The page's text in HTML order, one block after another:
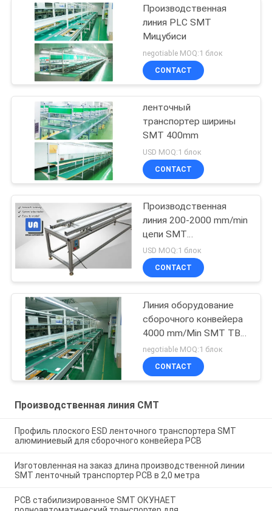
Производственная
линия PLC SMT
Мицубиси
negotiable MOQ:1 блок
CONTACT
ленточный
транспортер ширины
SMT 400mm
USD MOQ:1 блок
CONTACT
Производственная
линия 200-2000 mm/min
цепи SMT
нержавеющей стали
60KG
USD MOQ:1 блок
CONTACT
Линия оборудование
сборочного конвейера
4000 mm/Min SMT ТВ
SMT LCD SKD
negotiable MOQ:1 блок
CONTACT
Производственная линия СМТ
Профиль плоского ESD ленточного транспортера SMT
алюминиевый для сборочного конвейера PCB
Изготовленная на заказ длина производственной линии
SMT ленточный транспортер PCB в 2,0 метра
PCB стабилизированное SMT ОКУНАЕТ